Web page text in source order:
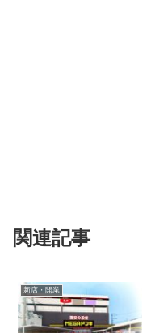
関連記事
新店・開業